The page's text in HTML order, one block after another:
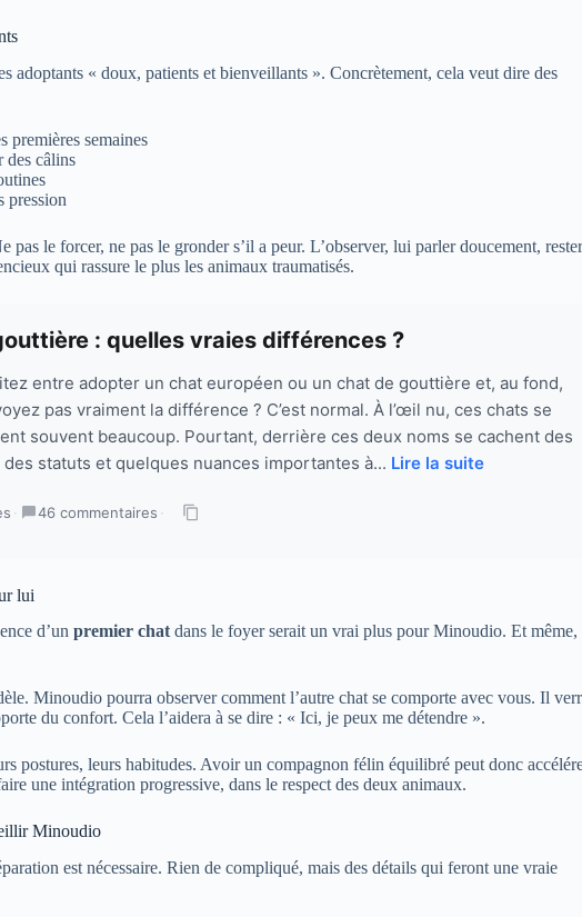
adoptants « doux, patients et bienveillants ». Concrètement, cela veut dire des
premières semaines
des câlins
pression
pas le forcer, ne pas le gronder s’il a peur. L’observer, lui parler doucement, rester
qui rassure le plus les animaux traumatisés.
: quelles vraies différences ?
entre adopter un chat européen ou un chat de gouttière et, au fond,
pas vraiment la différence ? C’est normal. À l’œil nu, ces chats se
souvent beaucoup. Pourtant, derrière ces deux noms se cachent des
statuts et quelques nuances importantes à... Lire la suite
· 46 commentaires ·
lui
d’un premier chatdans le foyer serait un vrai plus pour Minoudio. Et même,
Minoudio pourra observer comment l’autre chat se comporte avec vous. Il
du confort. Cela l’aidera à se dire : « Ici, je peux me détendre ».
postures, leurs habitudes. Avoir un compagnon félin équilibré peut donc
une intégration progressive, dans le respect des deux animaux.
Minoudio
est nécessaire. Rien de compliqué, mais des détails qui feront une vraie